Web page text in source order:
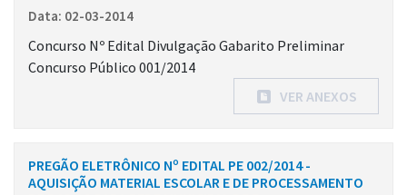
Data: 02-03-2014
Concurso Nº Edital Divulgação Gabarito Preliminar
Concurso Público 001/2014
VER ANEXOS
PREGÃO ELETRÔNICO Nº EDITAL PE 002/2014 -
AQUISIÇÃO MATERIAL ESCOLAR E DE PROCESSAMENTO